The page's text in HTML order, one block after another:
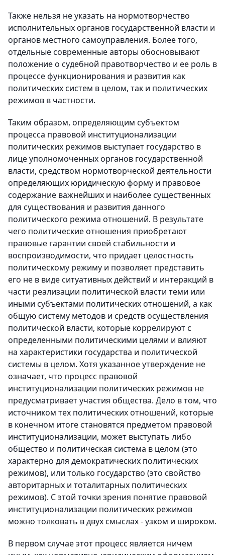
Также нельзя не указать на нормотворчество
исполнительных органов государственной власти и
органов местного самоуправления. Более того,
отдельные современные авторы обосновывают
положение о судебной правотворчество и ее роль в
процессе функционирования и развития как
политических систем в целом, так и политических
режимов в частности.
Таким образом, определяющим субъектом
процесса правовой институционализации
политических режимов выступает государство в
лице уполномоченных органов государственной
власти, средством нормотворческой деятельности
определяющих юридическую форму и правовое
содержание важнейших и наиболее существенных
для существования и развития данного
политического режима отношений. В результате
чего политические отношения приобретают
правовые гарантии своей стабильности и
воспроизводимости, что придает целостность
политическому режиму и позволяет представить
его не в виде ситуативных действий и интеракций в
части реализации политической власти теми или
иными субъектами политических отношений, а как
общую систему методов и средств осуществления
политической власти, которые коррелируют с
определенными политическими целями и влияют
на характеристики государства и политической
системы в целом. Хотя указанное утверждение не
означает, что процесс правовой
институционализации политических режимов не
предусматривает участия общества. Дело в том, что
источником тех политических отношений, которые
в конечном итоге становятся предметом правовой
институционализации, может выступать либо
общество и политическая система в целом (это
характерно для демократических политических
режимов), или только государство (это свойство
авторитарных и тоталитарных политических
режимов). С этой точки зрения понятие правовой
институционализации политических режимов
можно толковать в двух смыслах - узком и широком.
В первом случае этот процесс является ничем